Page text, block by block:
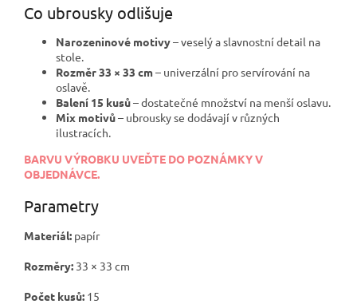
Co ubrousky odlišuje
Narozeninové motivy– veselý a slavnostní detail na
stole.
Rozměr 33 × 33 cm– univerzální pro servírování na
oslavě.
Balení 15 kusů– dostatečné množství na menší oslavu.
Mix motivů– ubrousky se dodávají v různých
ilustracích.
BARVU VÝROBKU UVEĎTE DO POZNÁMKY V
OBJEDNÁVCE.
Parametry
Materiál: papír
Rozměry: 33 × 33 cm
Počet kusů: 15